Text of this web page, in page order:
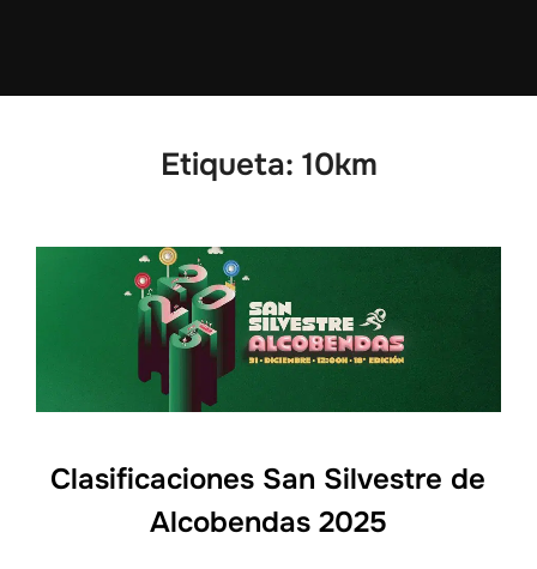
Etiqueta: 10km
Clasificaciones San Silvestre de
Alcobendas 2025